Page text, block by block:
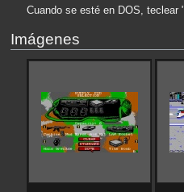
Cuando se esté en DOS, teclear
Imágenes